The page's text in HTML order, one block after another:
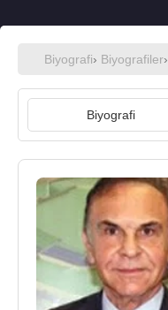
Biyografi› Biyografiler›
Biyografi